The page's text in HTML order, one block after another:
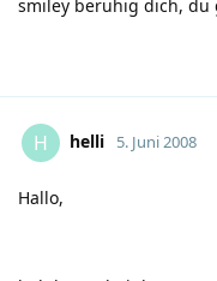
smiley beruhig dich, du
H helli 5. Juni 2008
Hallo,